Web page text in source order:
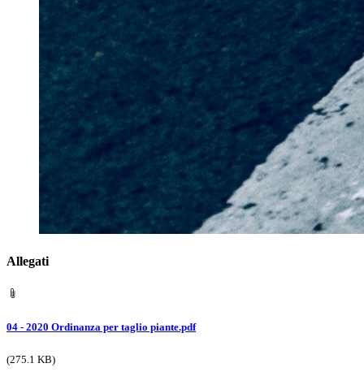
Allegati
04 - 2020 Ordinanza per taglio piante.pdf
(275.1 KB)